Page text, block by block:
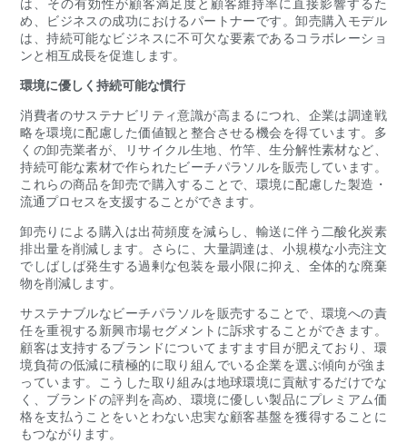
は、その有効性が顧客満足度と顧客維持率に直接影響するた
め、ビジネスの成功におけるパートナーです。卸売購入モデル
は、持続可能なビジネスに不可欠な要素であるコラボレーショ
ンと相互成長を促進します。
環境に優しく持続可能な慣行
消費者のサステナビリティ意識が高まるにつれ、企業は調達戦
略を環境に配慮した価値観と整合させる機会を得ています。多
くの卸売業者が、リサイクル生地、竹竿、生分解性素材など、
持続可能な素材で作られたビーチパラソルを販売しています。
これらの商品を卸売で購入することで、環境に配慮した製造・
流通プロセスを支援することができます。
卸売りによる購入は出荷頻度を減らし、輸送に伴う二酸化炭素
排出量を削減します。さらに、大量調達は、小規模な小売注文
でしばしば発生する過剰な包装を最小限に抑え、全体的な廃棄
物を削減します。
サステナブルなビーチパラソルを販売することで、環境への責
任を重視する新興市場セグメントに訴求することができます。
顧客は支持するブランドについてますます目が肥えており、環
境負荷の低減に積極的に取り組んでいる企業を選ぶ傾向が強ま
っています。こうした取り組みは地球環境に貢献するだけでな
く、ブランドの評判を高め、環境に優しい製品にプレミアム価
格を支払うことをいとわない忠実な顧客基盤を獲得することに
もつながります。